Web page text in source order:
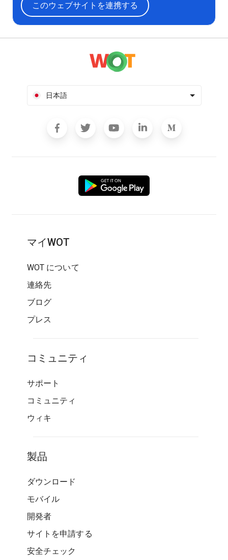
このウェブサイトを連携する
日本語
マイWOT
WOT について
連絡先
ブログ
プレス
コミュニティ
サポート
コミュニティ
ウィキ
製品
ダウンロード
モバイル
開発者
サイトを申請する
安全チェック